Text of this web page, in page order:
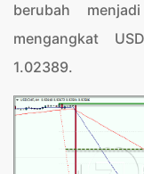
berubah
mengangkat
1.02389.